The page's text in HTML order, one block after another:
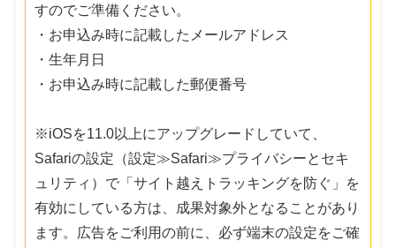
すのでご準備ください。
・お申込み時に記載したメールアドレス
・生年月日
・お申込み時に記載した郵便番号
※iOSを11.0以上にアップグレードしていて、
Safariの設定（設定≫Safari≫プライバシーとセキ
ュリティ）で「サイト越えトラッキングを防ぐ」を
有効にしている方は、成果対象外となることがあり
ます。広告をご利用の前に、必ず端末の設定をご確